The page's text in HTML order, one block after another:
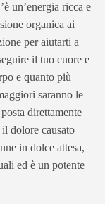
un’energia ricca e
organica ai
per aiutarti a
il tuo cuore e
e quanto più
saranno le
direttamente
dolore causato
in dolce attesa,
ed è un potente